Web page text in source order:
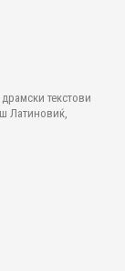
текстови
Латиновиќ,